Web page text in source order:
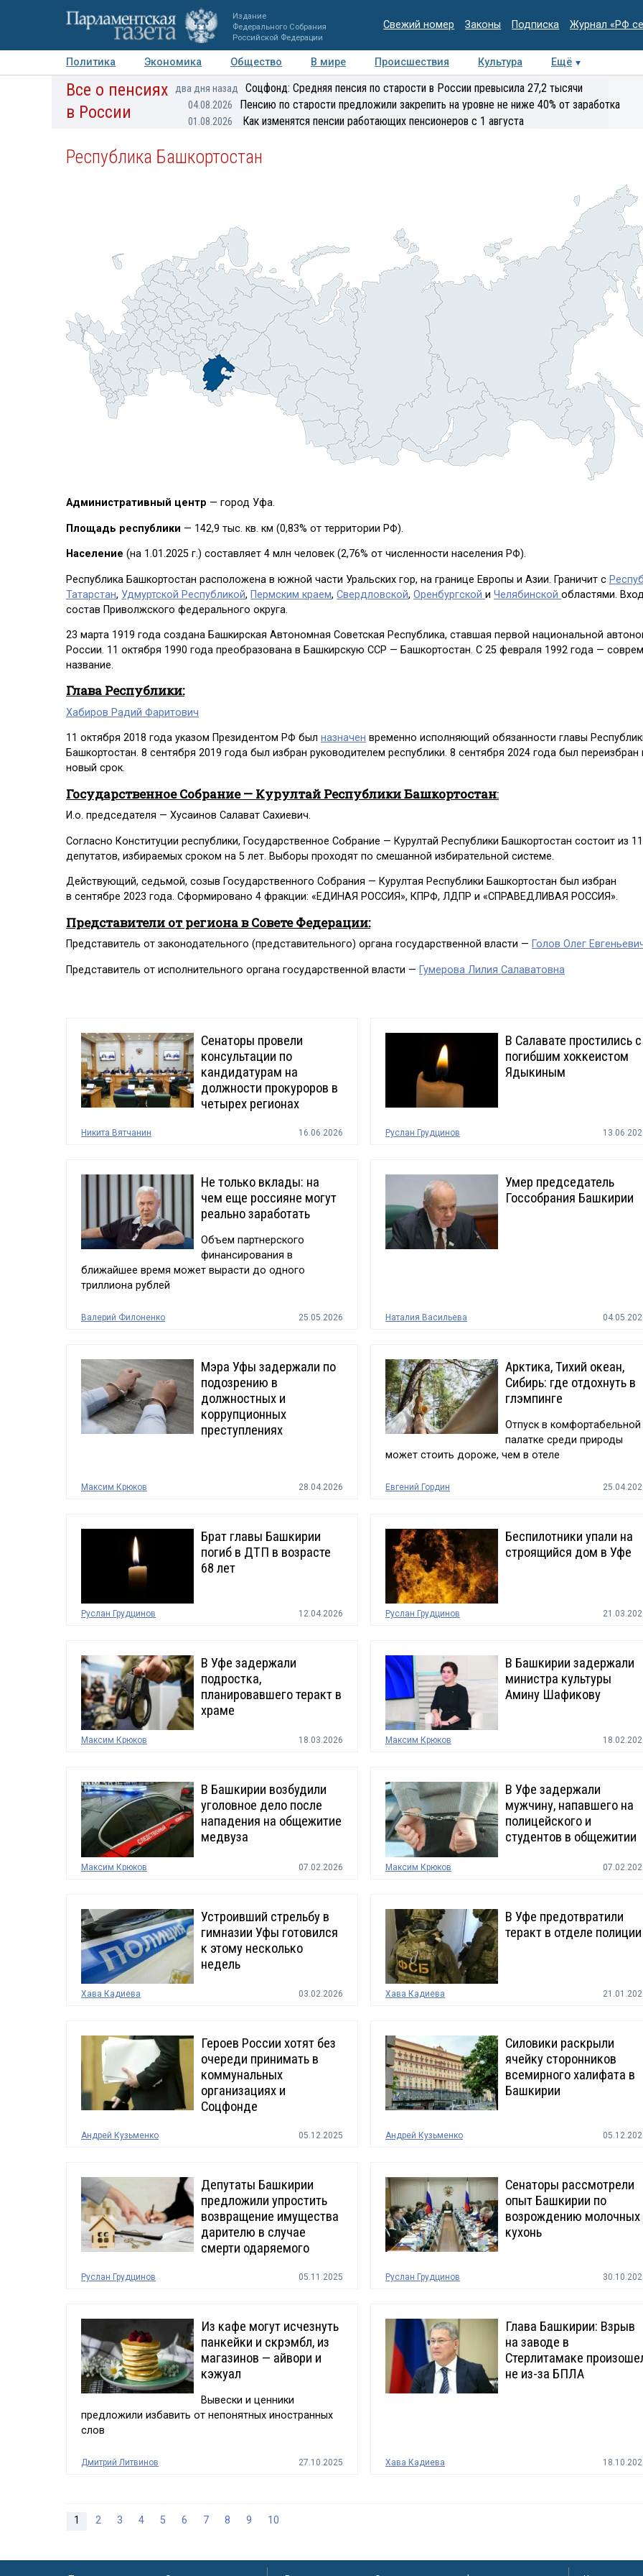
Издание
Федерального Собрания
Российской Федерации
Свежий номер Законы Подписка Журнал «РФ
Политика Экономика Общество В мире Происшествия Культура
Ещё
Авторы Персоны Мнения Регионы Медиацентр Интервью Колумнисты
Все о пенсиях
в России
два дня назад Соцфонд: Средняя пенсия по старости в России превысила 27,2 тысячи
04.08.2026 Пенсию по старости предложили закрепить на уровне не ниже 40% от заработка
01.08.2026 Как изменятся пенсии работающих пенсионеров с 1 августа
Республика Башкортостан
Административный центр — город Уфа.
Площадь республики — 142,9 тыс. кв. км (0,83% от территории РФ).
Население (на 1.01.2025 г.) составляет 4 млн человек (2,76% от численности населения РФ).
Республика Башкортостан расположена в южной части Уральских гор, на границе Европы и Азии. Граничит с
Татарстан, Удмуртской Республикой, Пермским краем, Свердловской, Оренбургской и Челябинской областями.
состав Приволжского федерального округа.
23 марта 1919 года создана Башкирская Автономная Советская Республика, ставшая первой национальной
России. 11 октября 1990 года преобразована в Башкирскую ССР — Башкортостан. С 25 февраля 1992 года —
название.
Глава Республики:
Хабиров Радий Фаритович
11 октября 2018 года указом Президентом РФ был назначен временно исполняющий обязанности главы
Башкортостан. 8 сентября 2019 года был избран руководителем республики. 8 сентября 2024 года был переизбран
новый срок.
Государственное Собрание — Курултай Республики Башкортостан:
И.о. председателя — Хусаинов Салават Сахиевич.
Согласно Конституции республики, Государственное Собрание — Курултай Республики Башкортостан состоит из
депутатов, избираемых сроком на 5 лет. Выборы проходят по смешанной избирательной системе.
Действующий, седьмой, созыв Государственного Собрания — Курултая Республики Башкортостан был избран
в сентябре 2023 года. Сформировано 4 фракции: «ЕДИНАЯ РОССИЯ», КПРФ, ЛДПР и «СПРАВЕДЛИВАЯ РОССИЯ».
Представители от региона в Совете Федерации:
Представитель от законодательного (представительного) органа государственной власти — Голов Олег
Представитель от исполнительного органа государственной власти — Гумерова Лилия Салаватовна
Сенаторы провели
консультации по
кандидатурам на
должности прокуроров в
четырех регионах
Никита Вятчанин 16.06.2026
В Салавате простились с
погибшим хоккеистом
Ядыкиным
Руслан Грудцинов
Не только вклады: на
чем еще россияне могут
реально заработать
Объем партнерского
финансирования в
ближайшее время может вырасти до одного
триллиона рублей
Валерий Филоненко 25.05.2026
Умер председатель
Госсобрания Башкирии
Наталия Васильева
Мэра Уфы задержали по
подозрению в
должностных и
коррупционных
преступлениях
Максим Крюков 28.04.2026
Арктика, Тихий океан,
Сибирь: где отдохнуть в
глэмпинге
Отпуск в комфортабельной
палатке среди природы
может стоить дороже, чем в отеле
Евгений Гордин
Брат главы Башкирии
погиб в ДТП в возрасте
68 лет
Руслан Грудцинов 12.04.2026
Беспилотники упали на
строящийся дом в Уфе
Руслан Грудцинов
В Уфе задержали
подростка,
планировавшего теракт в
храме
Максим Крюков 18.03.2026
В Башкирии задержали
министра культуры
Амину Шафикову
Максим Крюков
В Башкирии возбудили
уголовное дело после
нападения на общежитие
медвуза
Максим Крюков 07.02.2026
В Уфе задержали
мужчину, напавшего на
полицейского и
студентов в общежитии
Максим Крюков
Устроивший стрельбу в
гимназии Уфы готовился
к этому несколько
недель
Хава Кадиева 03.02.2026
В Уфе предотвратили
теракт в отделе полиции
Хава Кадиева
Героев России хотят без
очереди принимать в
коммунальных
организациях и
Соцфонде
Андрей Кузьменко 05.12.2025
Силовики раскрыли
ячейку сторонников
всемирного халифата в
Башкирии
Андрей Кузьменко
Депутаты Башкирии
предложили упростить
возвращение имущества
дарителю в случае
смерти одаряемого
Руслан Грудцинов 05.11.2025
Сенаторы рассмотрели
опыт Башкирии по
возрождению молочных
кухонь
Руслан Грудцинов
Из кафе могут исчезнуть
панкейки и скрэмбл, из
магазинов — айвори и
кэжуал
Вывески и ценники
предложили избавить от непонятных иностранных
слов
Дмитрий Литвинов 27.10.2025
Глава Башкирии: Взрыв
на заводе в
Стерлитамаке
не из-за БПЛА
Хава Кадиева
1 2 3 4 5 6 7 8 9 10